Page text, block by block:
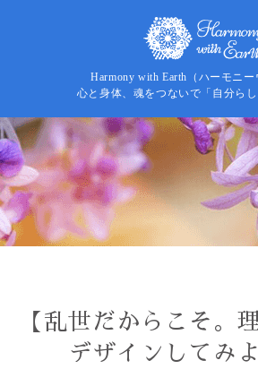
Harmony with Earth（ハーモニー
心と身体、魂をつないで「自分らし
【乱世だからこそ。
デザインしてみよ